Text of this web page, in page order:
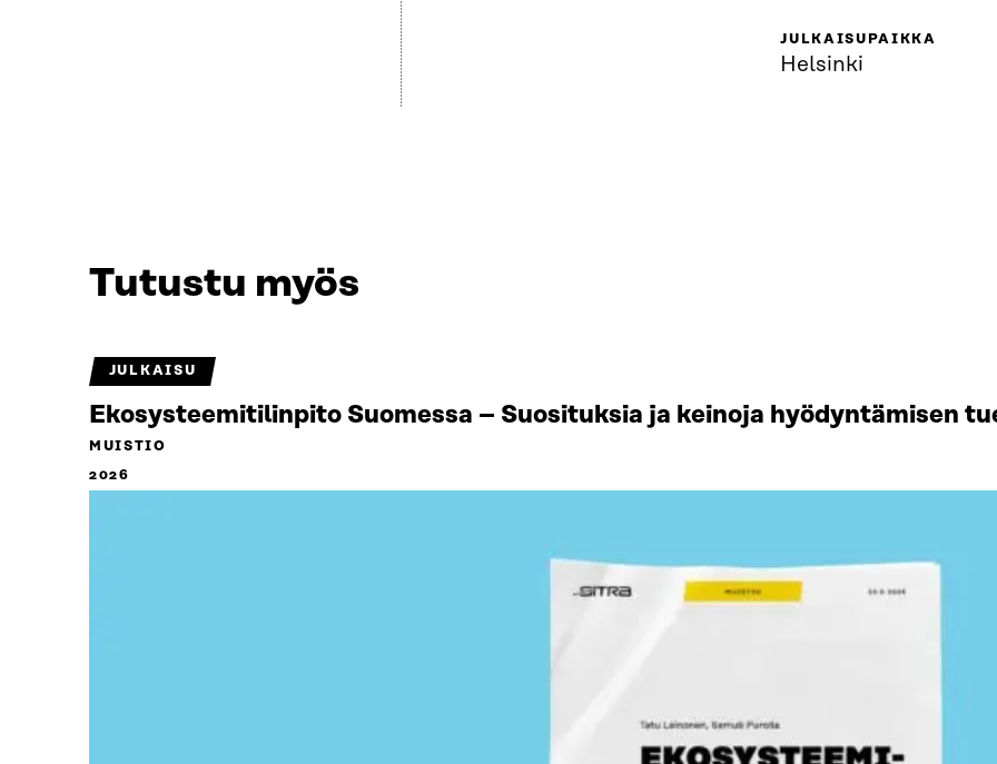
JULKAISUPAIKKA
Helsinki
Tutustu myös
JULKAISU
Ekosysteemitilinpito Suomessa – Suosituksia ja keinoja hyödyntämisen
MUISTIO
2026